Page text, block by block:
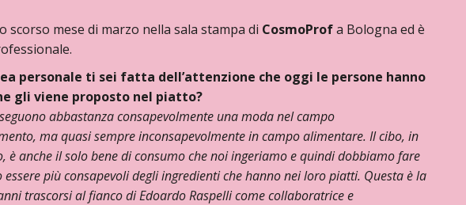
scorso mese di marzo nella sala stampa di CosmoProfa Bologna ed è
personale ti sei fatta dell’attenzione che oggi le persone hanno
gli viene proposto nel piatto?
abbastanza consapevolmente una moda nel campo
ma quasi sempre inconsapevolmente in campo alimentare. Il cibo, in
è anche il solo bene di consumo che noi ingeriamo e quindi dobbiamo fare
più consapevoli degli ingredienti che hanno nei loro piatti. Questa è la
trascorsi al fianco di Edoardo Raspelli come collaboratrice e